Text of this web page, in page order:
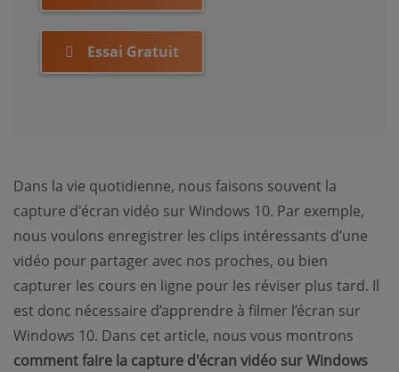
Essai Gratuit
Dans la vie quotidienne, nous faisons souvent la
capture d'écran vidéo sur Windows 10. Par exemple,
nous voulons enregistrer les clips intéressants d’une
vidéo pour partager avec nos proches, ou bien
capturer les cours en ligne pour les réviser plus tard. Il
est donc nécessaire d’apprendre à filmer l’écran sur
Windows 10. Dans cet article, nous vous montrons
comment faire la capture d'écran vidéo sur Windows